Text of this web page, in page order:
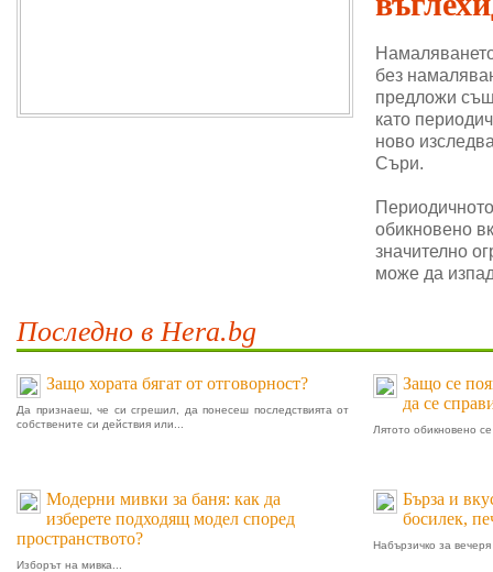
без
предложи
като
ново
Съри.
обикновено
значително
може да
Последно в Hera.bg
Защо хората бягат от отговорност?
Да признаеш, че си сгрешил, да понесеш последствията от
собствените си действия или...
Защо се
да се
Лятото обикновено
Модерни мивки за баня: как да
изберете подходящ модел според
пространството?
Изборът на мивка...
Бърза и
босилек,
Набързичко за